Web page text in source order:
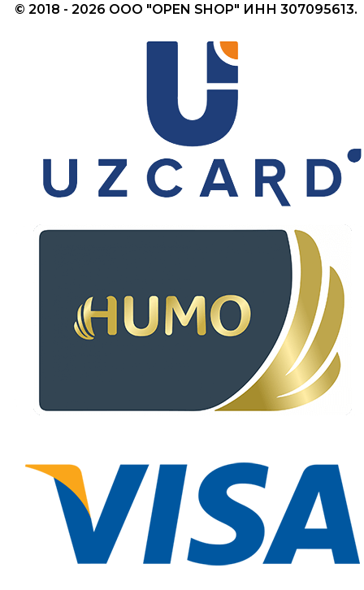
© 2018 - 2026 ООО "OPEN SHOP" ИНН 307095613.